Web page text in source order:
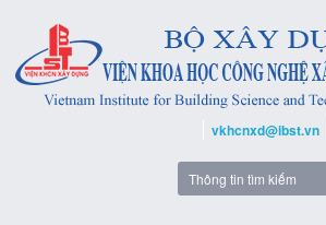
vkhcnxd@ibst.vn